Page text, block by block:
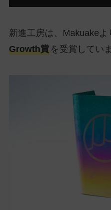
新進工房は、Makuakeよ
Growth賞を受賞していま